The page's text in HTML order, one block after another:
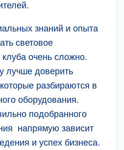
знаний и опыта
световое
очень сложно.
лучше доверить
разбираются в
оборудования.
подобранного
напрямую зависит
и успех бизнеса.